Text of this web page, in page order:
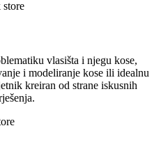
vlasišta i njegu kose,
i modeliranje kose ili idealnu
kreiran od strane iskusnih